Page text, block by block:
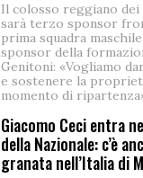
Il colosso reggiano
sarà terzo sponsor
prima squadra
sponsor della
Genitoni: «Vogliamo
e sostenere la
momento di
Giacomo Ceci entra
della Nazionale: c’è
granata nell’Italia di